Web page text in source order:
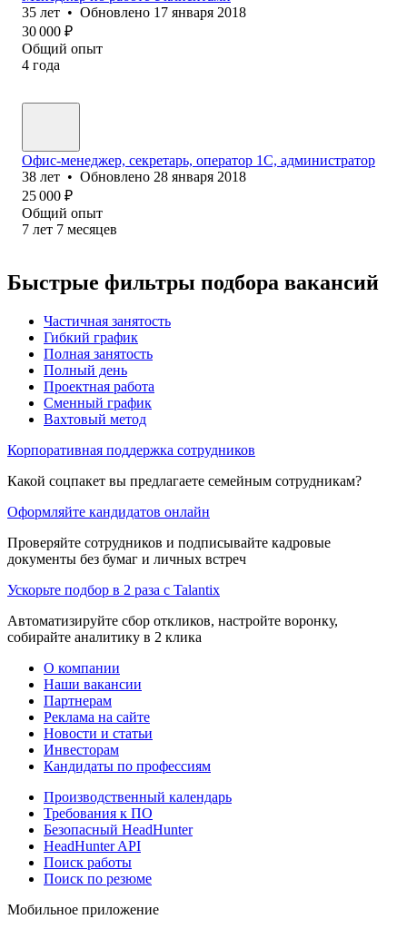
35 лет • Обновлено 17 января 2018
30 000 ₽
Общий опыт
4 года
Офис-менеджер, секретарь, оператор 1С, администратор
38 лет • Обновлено 28 января 2018
25 000 ₽
Общий опыт
7 лет 7 месяцев
Быстрые фильтры подбора вакансий
Частичная занятость
Гибкий график
Полная занятость
Полный день
Проектная работа
Сменный график
Вахтовый метод
Корпоративная поддержка сотрудников
Какой соцпакет вы предлагаете семейным сотрудникам?
Оформляйте кандидатов онлайн
Проверяйте сотрудников и подписывайте кадровые
документы без бумаг и личных встреч
Ускорьте подбор в 2 раза с Talantix
Автоматизируйте сбор откликов, настройте воронку,
собирайте аналитику в 2 клика
О компании
Наши вакансии
Партнерам
Реклама на сайте
Новости и статьи
Инвесторам
Кандидаты по профессиям
Производственный календарь
Требования к ПО
Безопасный HeadHunter
HeadHunter API
Поиск работы
Поиск по резюме
Мобильное приложение